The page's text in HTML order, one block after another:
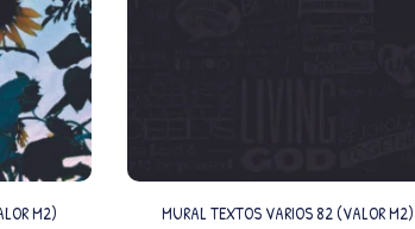
M2) MURAL TEXTOS VARIOS 82 (VALOR M2)